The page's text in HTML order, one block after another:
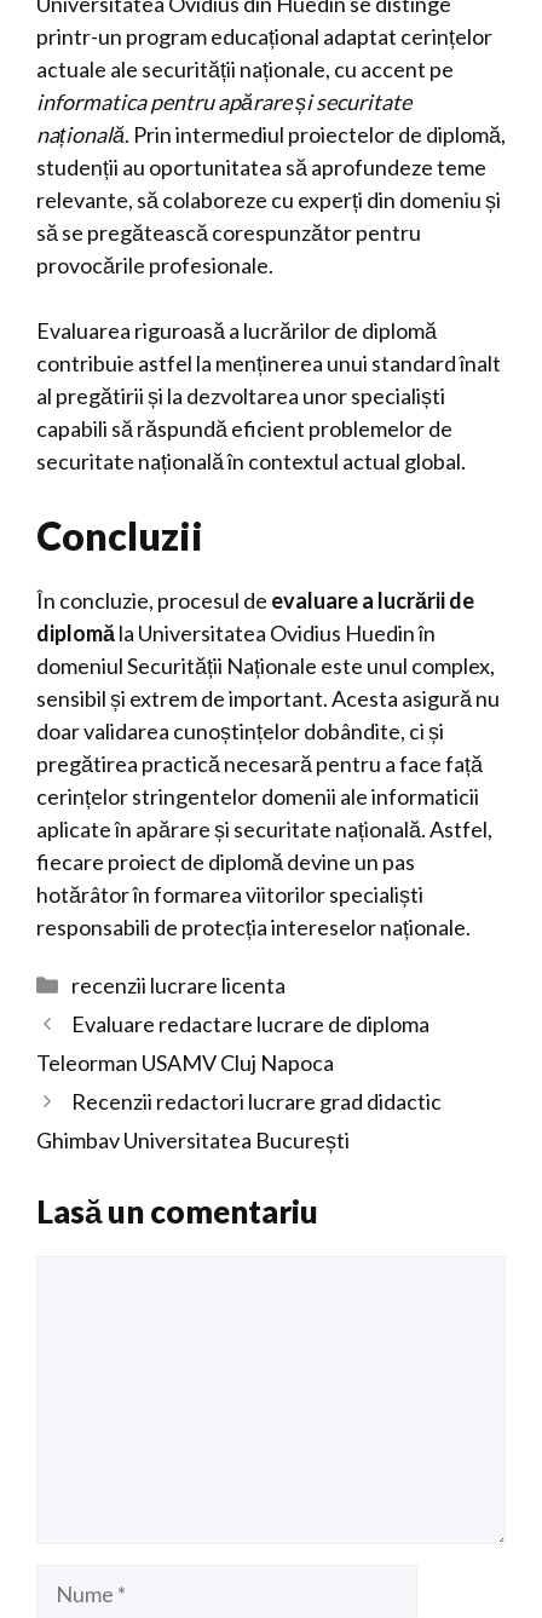
printr-un program educațional adaptat cerințelor
actuale ale securității naționale, cu accent pe
informatica pentru apărare și securitate
națională. Prin intermediul proiectelor de diplomă,
studenții au oportunitatea să aprofundeze teme
relevante, să colaboreze cu experți din domeniu și
să se pregătească corespunzător pentru
provocările profesionale.
Evaluarea riguroasă a lucrărilor de diplomă
contribuie astfel la menținerea unui standard înalt
al pregătirii și la dezvoltarea unor specialiști
capabili să răspundă eficient problemelor de
securitate națională în contextul actual global.
Concluzii
În concluzie, procesul de evaluare a lucrării de
diplomăla Universitatea Ovidius Huedin în
domeniul Securității Naționale este unul complex,
sensibil și extrem de important. Acesta asigură nu
doar validarea cunoștințelor dobândite, ci și
pregătirea practică necesară pentru a face față
cerințelor stringentelor domenii ale informaticii
aplicate în apărare și securitate națională. Astfel,
fiecare proiect de diplomă devine un pas
hotărâtor în formarea viitorilor specialiști
responsabili de protecția intereselor naționale.
Categorii
recenzii lucrare licenta
Evaluare redactare lucrare de diploma
Teleorman USAMV Cluj Napoca
Recenzii redactori lucrare grad didactic
Ghimbav Universitatea București
Lasă un comentariu